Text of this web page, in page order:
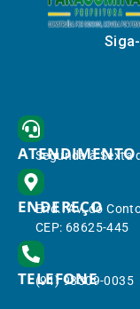
ATENDIMENTO
Segunda à Sexta
ENDEREÇO
End.: Av. do
CEP: 68625-445
TELEFONE
(91) 98309-0035